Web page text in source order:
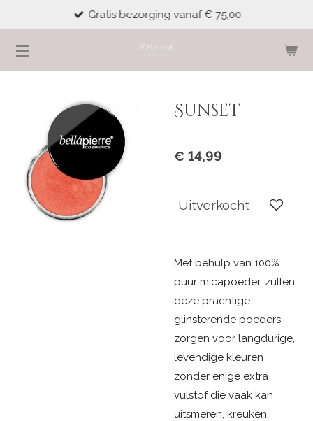
naar
de
Gratis bezorging vanaf € 75,00
Sunset
€ 14,99
Uitverkocht
Met behulp van 100%
puur micapoeder, zullen
deze prachtige
glinsterende poeders
zorgen voor langdurige,
levendige kleuren
zonder enige extra
vulstof die vaak kan
uitsmeren, kreuken,